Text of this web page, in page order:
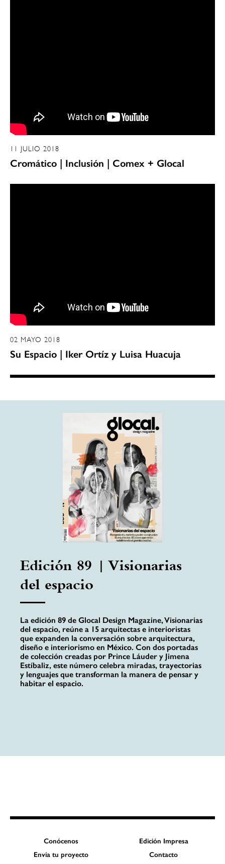
11 JULIO 2018
Cromático | Inclusión | Comex + Glocal
02 MAYO 2018
Su Espacio | Iker Ortíz y Luisa Huacuja
Edición 89 | Visionarias
del espacio
La edición 89 de Glocal Design Magazine, Visionarias
del espacio, reúne a 15 arquitectas e interioristas
que expanden la conversación sobre arquitectura,
diseño e interiorismo en México. Con dos portadas
de colección creadas por Prince Láuder y Jimena
Estíbaliz, este número celebra miradas, trayectorias
y lenguajes que transforman la manera de pensar y
habitar el espacio.
Conócenos
Edición Impresa
Envía tu proyecto
Contacto